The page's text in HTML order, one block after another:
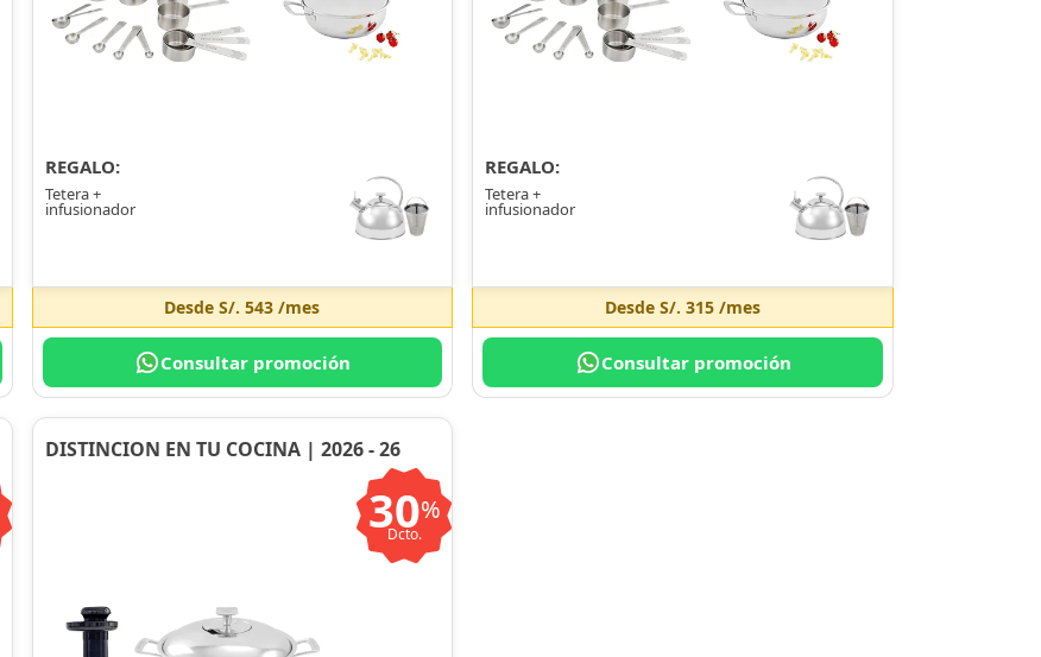
REGALO:
Tetera +
infusionador
DesdeS/. 543 /mes
Consultar promoción
REGALO:
Tetera +
infusionador
DesdeS/. 315 /mes
Consultar promoción
DISTINCION EN TU COCINA | 2026 - 26
30%
Dcto.